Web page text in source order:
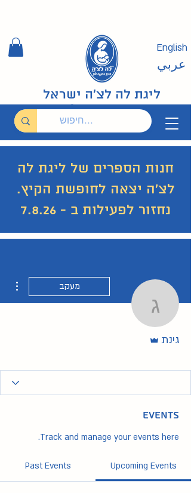
ליגת לה לצ'ה ישראל
English
عربي
חנות הספרים של ליגת לה
לצ'ה יצאה לחופשת הקיץ.
נחזור לפעילות ב - 7.8.26
גינת
מעקב
גינת
Events
Track and manage your events here.
Upcoming Events
Past Events